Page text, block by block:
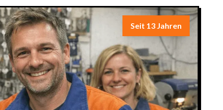
Seit 13 Jahren